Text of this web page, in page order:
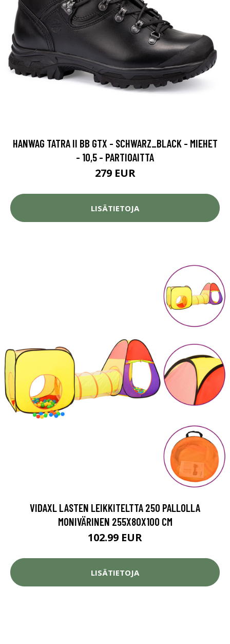
HANWAG TATRA II BB GTX - SCHWARZ_BLACK - MIEHET
- 10,5 - PARTIOAITTA
279 EUR
LISÄTIETOJA
VIDAXL LASTEN LEIKKITELTTA 250 PALLOLLA
MONIVÄRINEN 255X80X100 CM
102.99 EUR
LISÄTIETOJA